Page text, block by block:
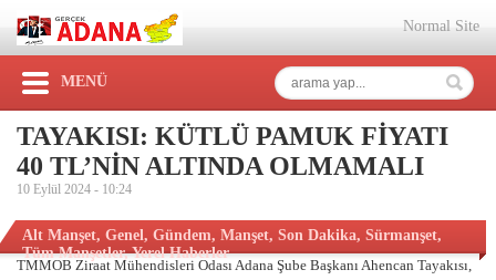
Normal Site
MENÜ
TAYAKISI: KÜTLÜ PAMUK FİYATI
40 TL’NİN ALTINDA OLMAMALI
10 Eylül 2024 - 10:24
Alt Manşet, Genel, Gündem, Manşet, Son Dakika, Sürmanşet,
Tüm Manşetler,Yerel Haberler
TMMOB Ziraat Mühendisleri Odası Adana Şube Başkanı Ahencan Tayakısı,